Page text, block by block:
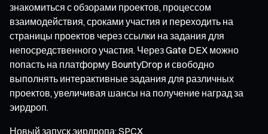
знакомиться с обзорами проектов, процессом
взаимодействия, сроками участия и переходить на
страницы проектов через ссылки на задания для
непосредственного участия. Через Gate DEX можно
попасть на платформу BountyDrop и свободно
выполнять интерактивные задания для различных
проектов, увеличивая шансы на получение наград за
эирдроп.
Новый запуск эирдропа: SPCX